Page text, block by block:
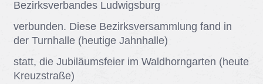
Be­zirks­ver­ban­des Lud­wigs­burg
ver­bun­den. Die­se Be­zirks­ver­samm­lung fand in
der Turn­hal­le (heu­ti­ge Jahn­hal­le)
statt, die Ju­bi­lä­ums­fei­er im Wald­horn­gar­ten (heu­te
Kreuz­stra­ße)